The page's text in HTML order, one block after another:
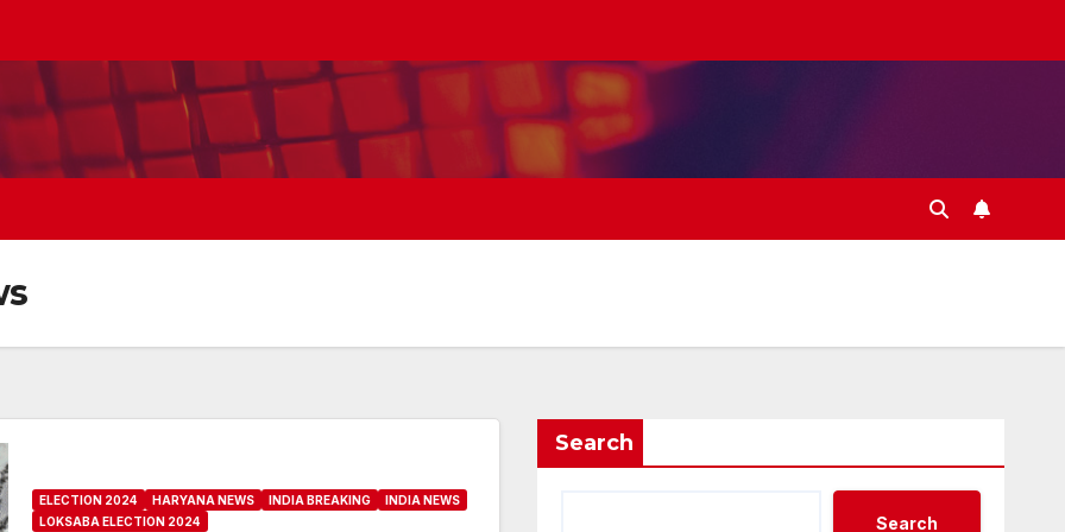
ELECTION 2024 HARYANA NEWS INDIA BREAKING
INDIA NEWS
LOKSABA ELECTION 2024
Search
Search